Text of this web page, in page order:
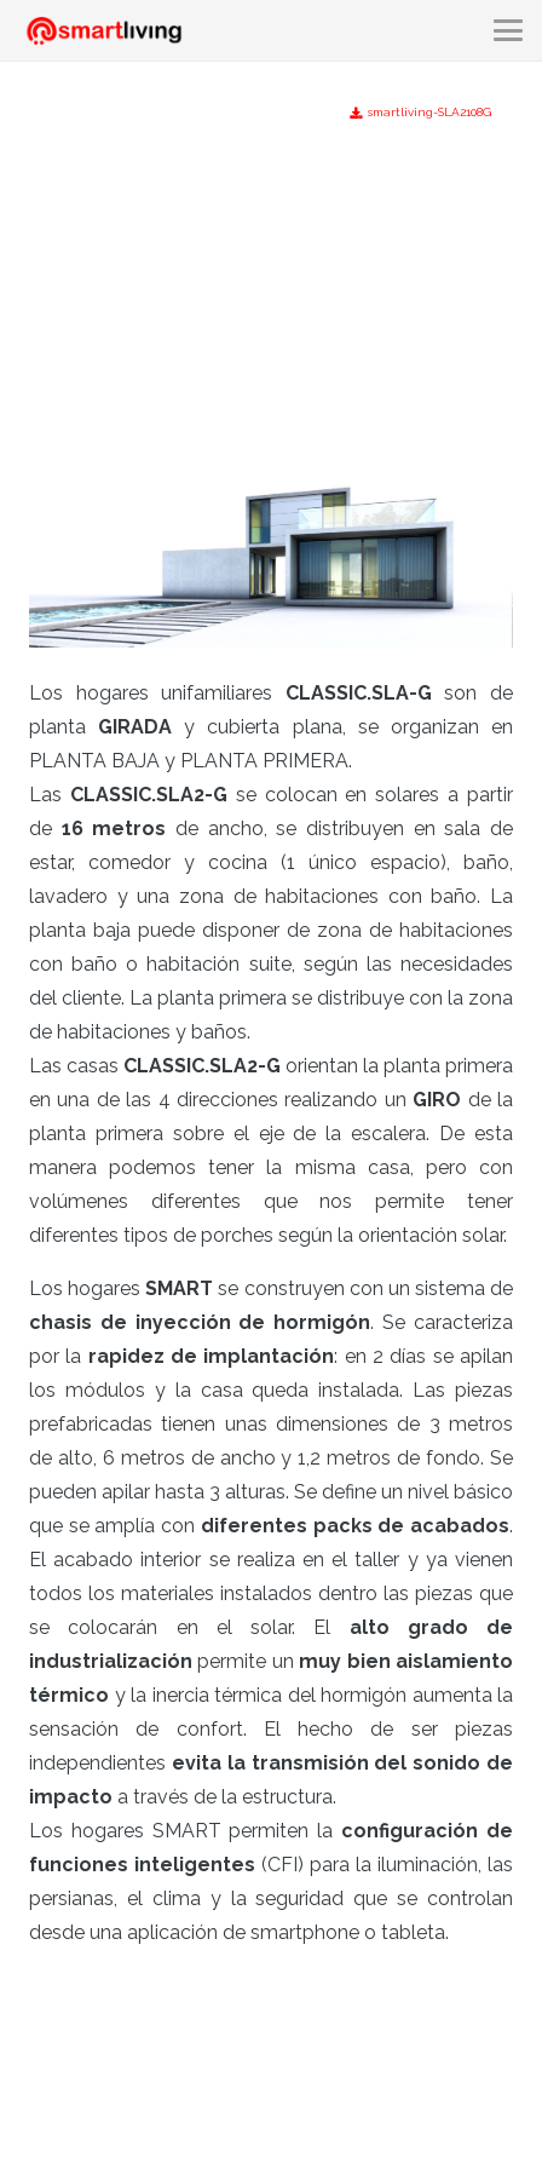
smartliving-SLA2108G
Los hogares unifamiliares CLASSIC.SLA-G son de
planta GIRADA y cubierta plana, se organizan en
PLANTA BAJA y PLANTA PRIMERA.
Las CLASSIC.SLA2-G se colocan en solares a partir
de 16 metros de ancho, se distribuyen en sala de
estar, comedor y cocina (1 único espacio), baño,
lavadero y una zona de habitaciones con baño. La
planta baja puede disponer de zona de habitaciones
con baño o habitación suite, según las necesidades
del cliente. La planta primera se distribuye con la zona
de habitaciones y baños.
Las casas CLASSIC.SLA2-G orientan la planta primera
en una de las 4 direcciones realizando un GIRO de la
planta primera sobre el eje de la escalera. De esta
manera podemos tener la misma casa, pero con
volúmenes diferentes que nos permite tener
diferentes tipos de porches según la orientación solar.
Los hogares SMART se construyen con un sistema de
chasis de inyección de hormigón. Se caracteriza
por la rapidez de implantación: en 2 días se apilan
los módulos y la casa queda instalada. Las piezas
prefabricadas tienen unas dimensiones de 3 metros
de alto, 6 metros de ancho y 1,2 metros de fondo. Se
pueden apilar hasta 3 alturas. Se define un nivel básico
que se amplía con diferentes packs de acabados.
El acabado interior se realiza en el taller y ya vienen
todos los materiales instalados dentro las piezas que
se colocarán en el solar. El alto grado de
industrialización permite un muy bien aislamiento
térmico y la inercia térmica del hormigón aumenta la
sensación de confort. El hecho de ser piezas
independientes evita la transmisión del sonido de
impacto a través de la estructura.
Los hogares SMART permiten la configuración de
funciones inteligentes (CFI) para la iluminación, las
persianas, el clima y la seguridad que se controlan
desde una aplicación de smartphone o tableta.